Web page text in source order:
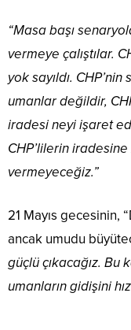
“Masa başı
vermeye çalıştılar.
yok sayıldı.
umanlar değildir,
iradesi neyi işaret
CHP’lilerin
vermeyeceğiz.”
21 Mayıs gecesinin,
ancak umudu
güçlü çıkacağız. Bu
umanların gidişini